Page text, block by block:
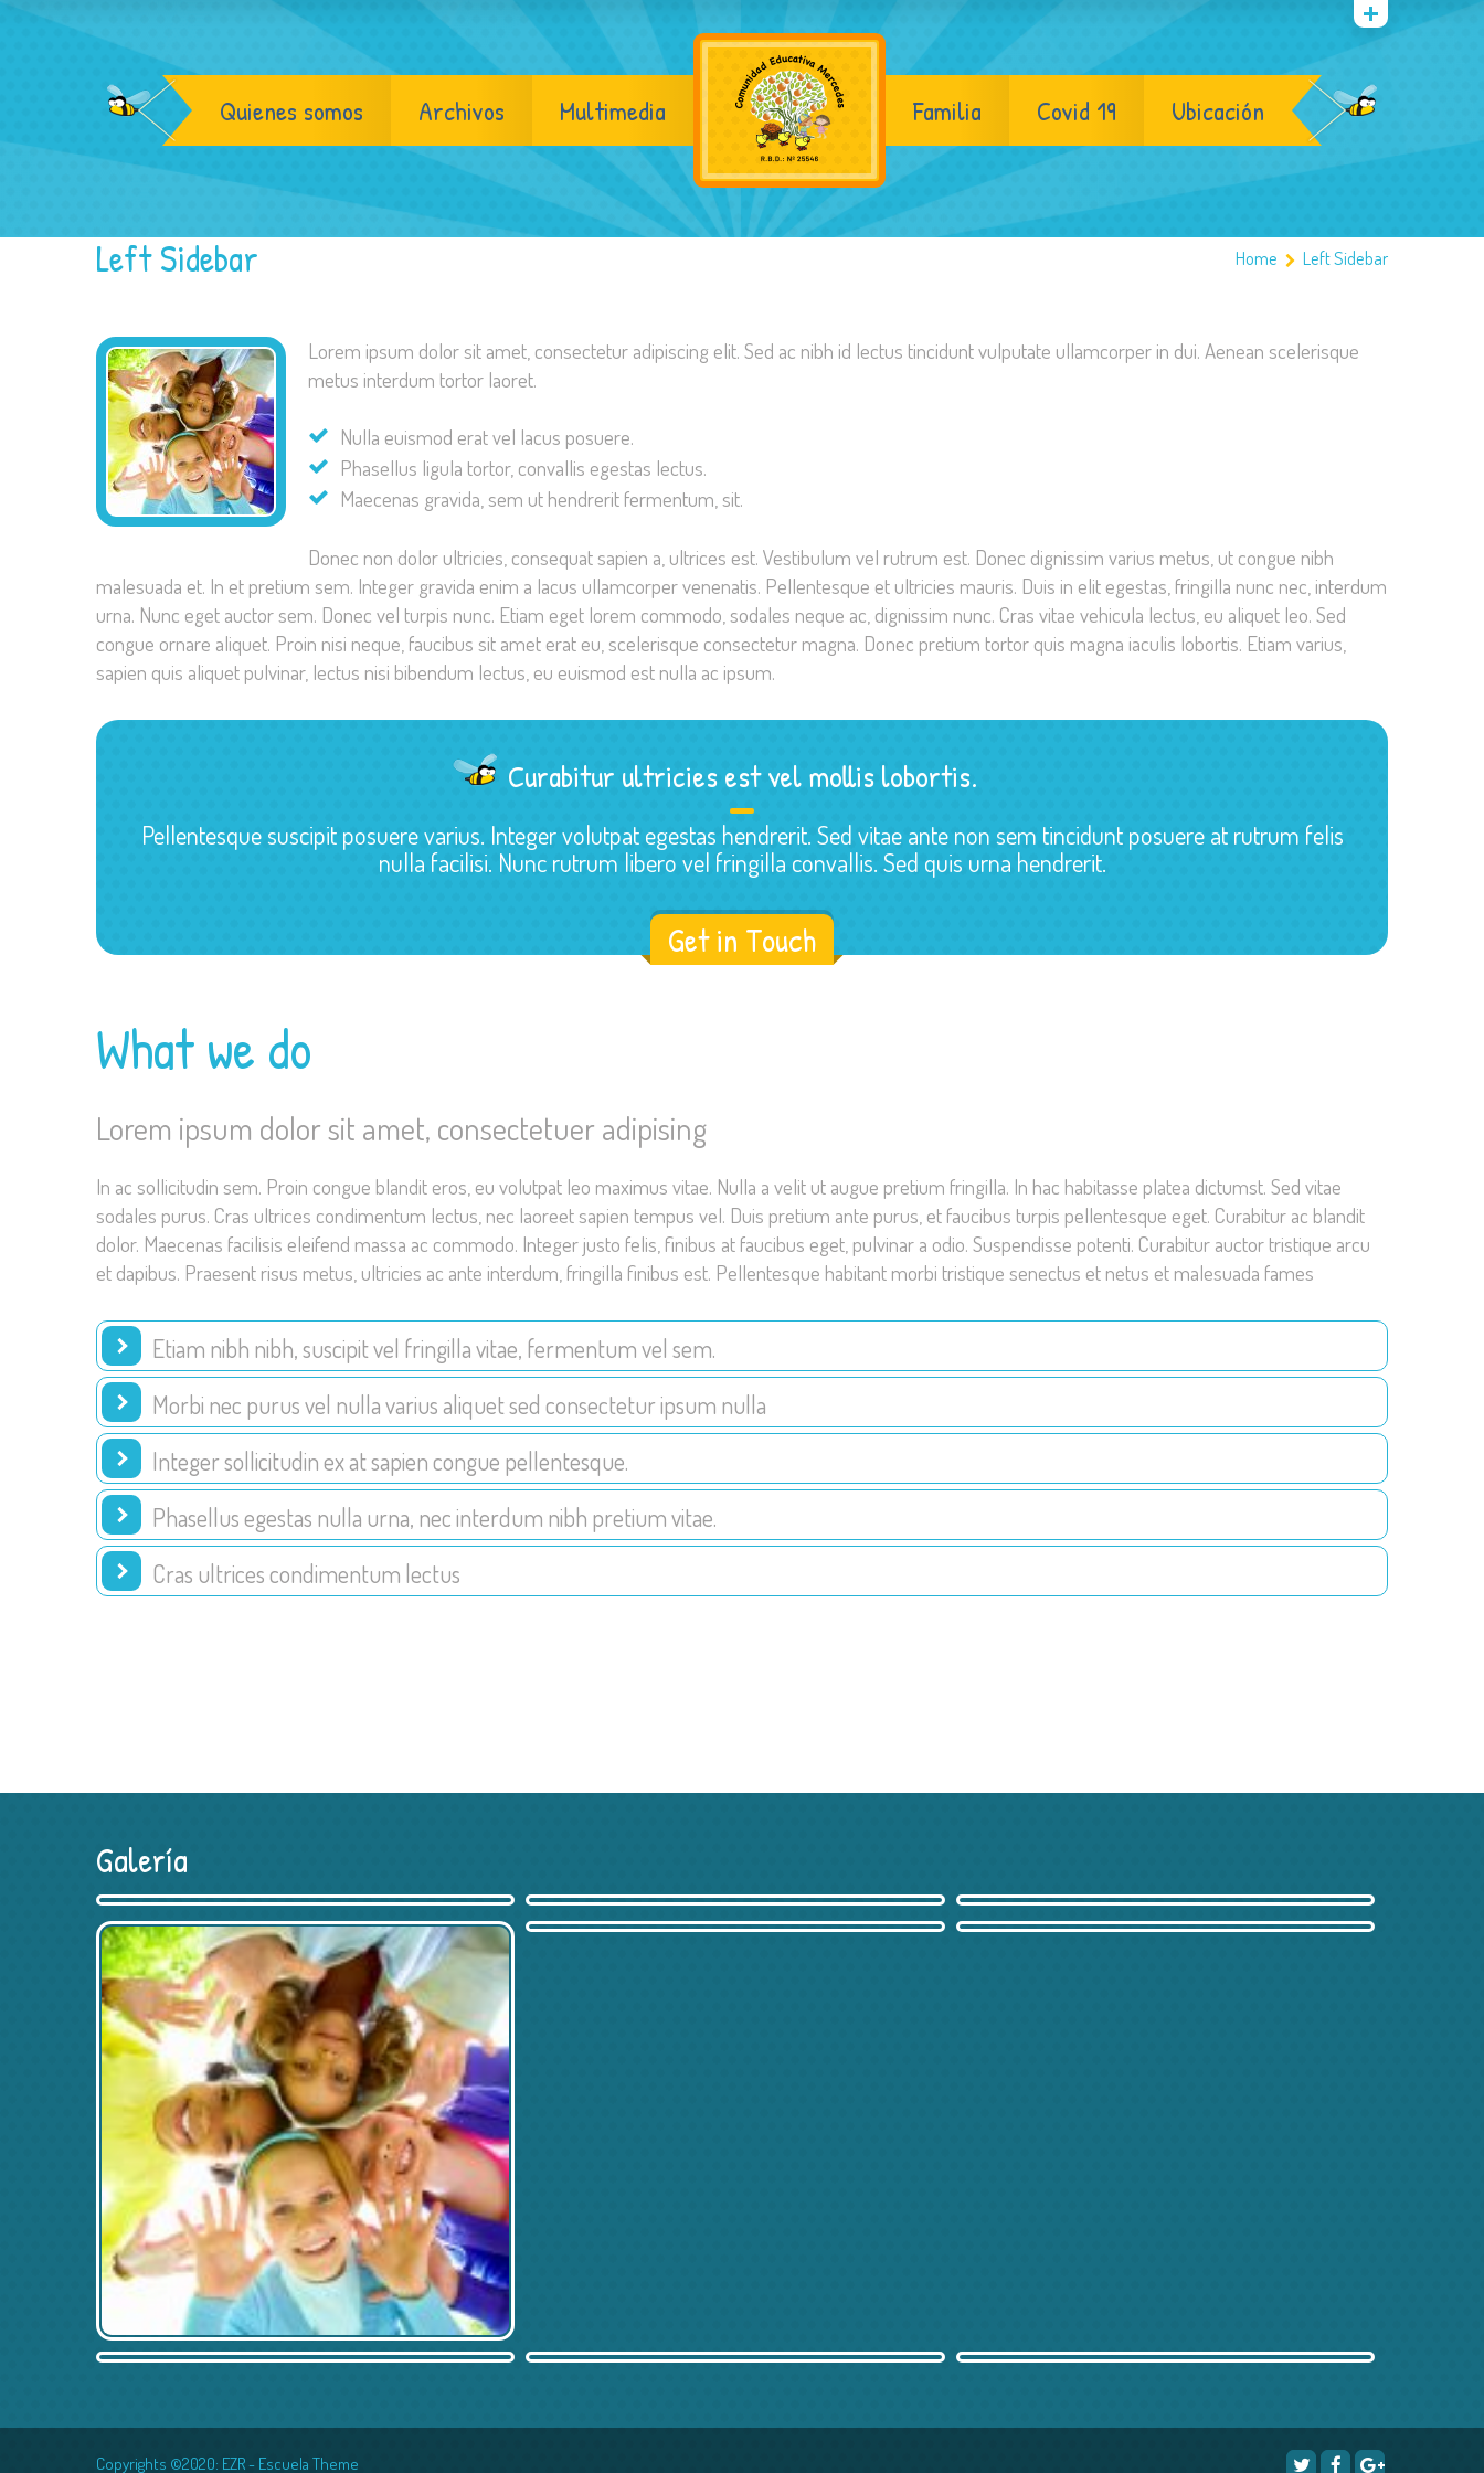
Quienes somos Archivos Multimedia Familia Covid 19 Ubicación
Left Sidebar Home Left Sidebar
Lorem ipsum dolor sit amet, consectetur adipiscing elit. Sed ac nibh id lectus tincidunt vulputate ullamcorper in dui. Aenean scelerisque
metus interdum tortor laoret.
Nulla euismod erat vel lacus posuere.
Phasellus ligula tortor, convallis egestas lectus.
Maecenas gravida, sem ut hendrerit fermentum, sit.
Donec non dolor ultricies, consequat sapien a, ultrices est. Vestibulum vel rutrum est. Donec dignissim varius metus, ut congue nibh
malesuada et. In et pretium sem. Integer gravida enim a lacus ullamcorper venenatis. Pellentesque et ultricies mauris. Duis in elit egestas, fringilla nunc nec, interdum
urna. Nunc eget auctor sem. Donec vel turpis nunc. Etiam eget lorem commodo, sodales neque ac, dignissim nunc. Cras vitae vehicula lectus, eu aliquet leo. Sed
congue ornare aliquet. Proin nisi neque, faucibus sit amet erat eu, scelerisque consectetur magna. Donec pretium tortor quis magna iaculis lobortis. Etiam varius,
sapien quis aliquet pulvinar, lectus nisi bibendum lectus, eu euismod est nulla ac ipsum.
Curabitur ultricies est vel mollis lobortis.
Pellentesque suscipit posuere varius. Integer volutpat egestas hendrerit. Sed vitae ante non sem tincidunt posuere at rutrum felis
nulla facilisi. Nunc rutrum libero vel fringilla convallis. Sed quis urna hendrerit.
Get in Touch
What we do
Lorem ipsum dolor sit amet, consectetuer adipising
In ac sollicitudin sem. Proin congue blandit eros, eu volutpat leo maximus vitae. Nulla a velit ut augue pretium fringilla. In hac habitasse platea dictumst. Sed vitae
sodales purus. Cras ultrices condimentum lectus, nec laoreet sapien tempus vel. Duis pretium ante purus, et faucibus turpis pellentesque eget. Curabitur ac blandit
dolor. Maecenas facilisis eleifend massa ac commodo. Integer justo felis, finibus at faucibus eget, pulvinar a odio. Suspendisse potenti. Curabitur auctor tristique arcu
et dapibus. Praesent risus metus, ultricies ac ante interdum, fringilla finibus est. Pellentesque habitant morbi tristique senectus et netus et malesuada fames
Etiam nibh nibh, suscipit vel fringilla vitae, fermentum vel sem.
Morbi nec purus vel nulla varius aliquet sed consectetur ipsum nulla
Integer sollicitudin ex at sapien congue pellentesque.
Phasellus egestas nulla urna, nec interdum nibh pretium vitae.
Cras ultrices condimentum lectus
Galería
Copyrights ©2020: EZR - Escuela Theme